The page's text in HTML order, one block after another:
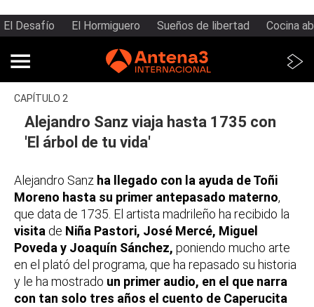
El Desafío El Hormiguero Sueños de libertad Cocina
CAPÍTULO 2
Alejandro Sanz viaja hasta 1735 con
'El árbol de tu vida'
Alejandro Sanz ha llegado con la ayuda de Toñi
Moreno hasta su primer antepasado materno,
que data de 1735. El artista madrileño ha recibido la
visita de Niña Pastori, José Mercé, Miguel
Poveda y Joaquín Sánchez, poniendo mucho arte
en el plató del programa, que ha repasado su historia
y le ha mostrado un primer audio, en el que narra
con tan solo tres años el cuento de Caperucita